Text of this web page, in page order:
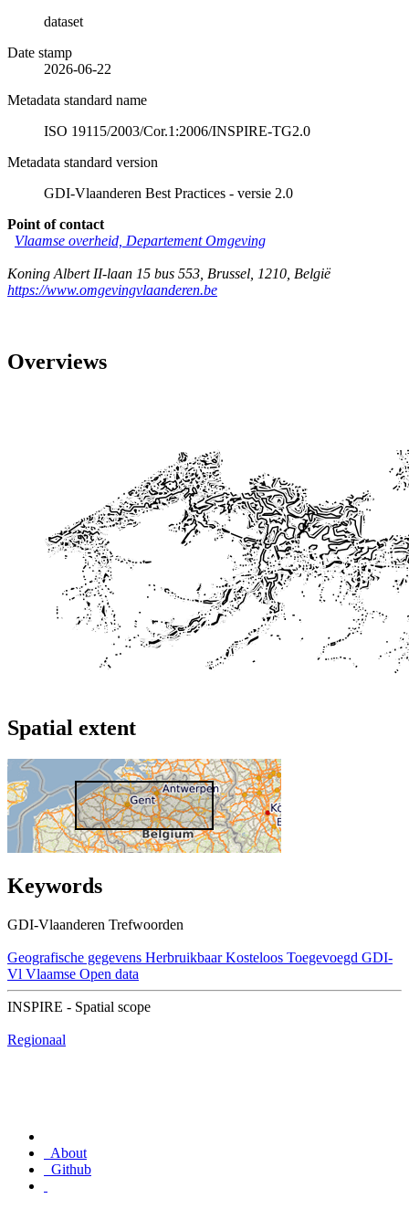
dataset
Date stamp
2026-06-22
Metadata standard name
ISO 19115/2003/Cor.1:2006/INSPIRE-TG2.0
Metadata standard version
GDI-Vlaanderen Best Practices - versie 2.0
Point of contact
Vlaamse overheid, Departement Omgeving
Koning Albert II-laan 15 bus 553 Brussel 1210 België
https://www.omgevingvlaanderen.be
Overviews
Spatial extent
Keywords
GDI-Vlaanderen Trefwoorden
Geografische gegevens Herbruikbaar Kosteloos Toegevoegd GDI-
Vl Vlaamse Open data
INSPIRE - Spatial scope
Regionaal
About
Github